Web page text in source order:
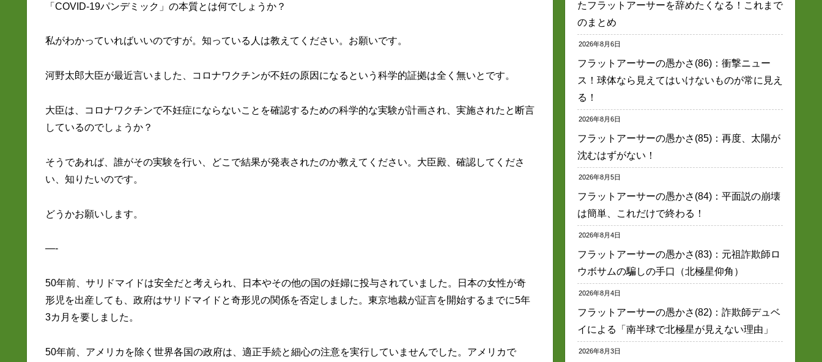
「COVID-19パンデミック」の本質とは何でしょうか？
私がわかっていればいいのですが。知っている人は教えてください。お願いです。
河野太郎大臣が最近言いました、コロナワクチンが不妊の原因になるという科学的証拠は全く無いとです。
大臣は、コロナワクチンで不妊症にならないことを確認するための科学的な実験が計画され、実施されたと断言
しているのでしょうか？
そうであれば、誰がその実験を行い、どこで結果が発表されたのか教えてください。大臣殿、確認してくださ
い、知りたいのです。
どうかお願いします。
—-
50年前、サリドマイドは安全だと考えられ、日本やその他の国の妊婦に投与されていました。日本の女性が奇
形児を出産しても、政府はサリドマイドと奇形児の関係を否定しました。東京地裁が証言を開始するまでに5年
3カ月を要しました。
50年前、アメリカを除く世界各国の政府は、適正手続と細心の注意を実行していませんでした。アメリカで
たフラットアーサーを辞めたくなる！これまで
のまとめ
2026年8月6日
フラットアーサーの愚かさ(86)：衝撃ニュー
ス！球体なら見えてはいけないものが常に見え
る！
2026年8月6日
フラットアーサーの愚かさ(85)：再度、太陽が
沈むはずがない！
2026年8月5日
フラットアーサーの愚かさ(84)：平面説の崩壊
は簡単、これだけで終わる！
2026年8月4日
フラットアーサーの愚かさ(83)：元祖詐欺師ロ
ウボサムの騙しの手口（北極星仰角）
2026年8月4日
フラットアーサーの愚かさ(82)：詐欺師デュベ
イによる「南半球で北極星が見えない理由」
2026年8月3日